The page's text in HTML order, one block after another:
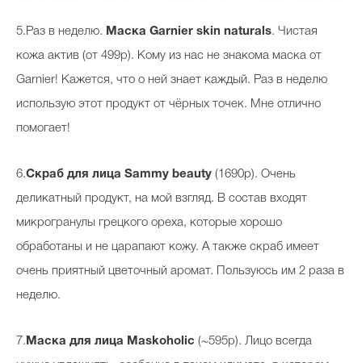
5.Раз в неделю. Маска Garnier skin naturals. Чистая
кожа актив (от 499р). Кому из нас не знакома маска от
Garnier! Кажется, что о ней знает каждый. Раз в неделю
использую этот продукт от чёрных точек. Мне отлично
помогает!
6.Скраб для лица Sammy beauty (1690р). Очень
деликатный продукт, на мой взгляд. В состав входят
микрогранулы грецкого ореха, которые хорошо
обработаны и не царапают кожу. А также скраб имеет
очень приятный цветочный аромат. Пользуюсь им 2 раза в
неделю.
7. Маска для лица Maskoholic (~595p). Лицо всегда